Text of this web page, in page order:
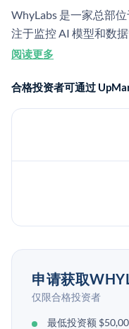
WhyLabs 是一家总部
注于监控 AI 模型和数
问题以及企业 AI 部署
阅读更多
合格投资者可通过
申请获取
仅限合格投资者
最低投资额